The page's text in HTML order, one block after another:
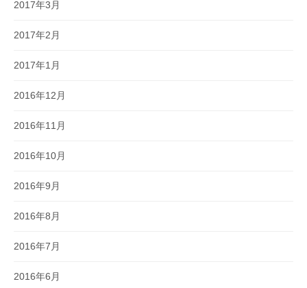
2017年3月
2017年2月
2017年1月
2016年12月
2016年11月
2016年10月
2016年9月
2016年8月
2016年7月
2016年6月